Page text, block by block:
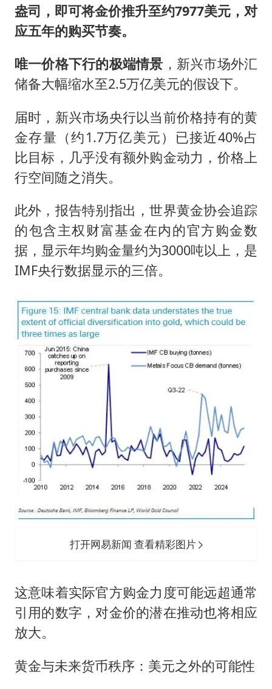
盎司，即可将金价推升至约7977美元，对
应五年的购买节奏。
唯一价格下行的极端情景 ，新兴市场外汇
储备大幅缩水至2.5万亿美元的假设下。
届时，新兴市场央行以当前价格持有的黄
金存量（约1.7万亿美元）已接近40%占
比目标，几乎没有额外购金动力，价格上
行空间随之消失。
此外，报告特别指出，世界黄金协会追踪
的包含主权财富基金在内的官方购金数
据，显示年均购金量约为3000吨以上，是
IMF央行数据显示的三倍。
打开网易新闻 查看精彩图片
这意味着实际官方购金力度可能远超通常
引用的数字，对金价的潜在推动也将相应
放大。
黄金与未来货币秩序：美元之外的可能性